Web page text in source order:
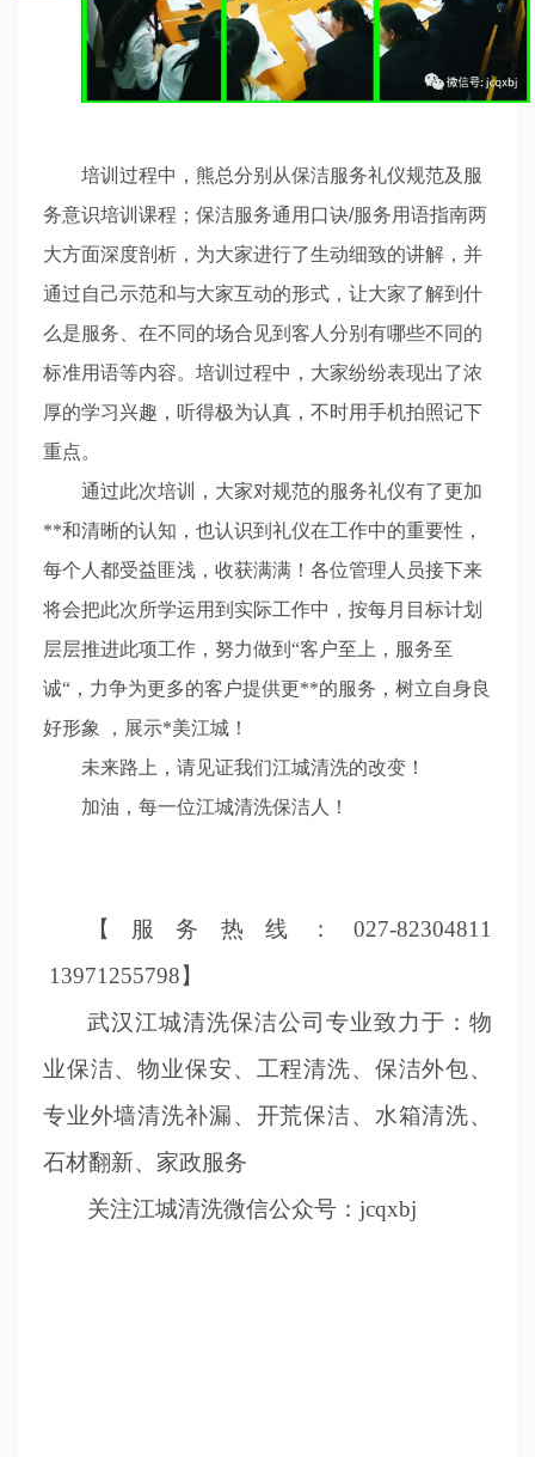
培训过程中，熊总分别从保洁服务礼仪规范及服
务意识培训课程；保洁服务通用口诀/服务用语指南两
大方面深度剖析，为大家进行了生动细致的讲解，并
通过自己示范和与大家互动的形式，让大家了解到什
么是服务、在不同的场合见到客人分别有哪些不同的
标准用语等内容。培训过程中，大家纷纷表现出了浓
厚的学习兴趣，听得极为认真，不时用手机拍照记下
重点。
通过此次培训，大家对规范的服务礼仪有了更加
**和清晰的认知，也认识到礼仪在工作中的重要性，
每个人都受益匪浅，收获满满！各位管理人员接下来
将会把此次所学运用到实际工作中，按每月目标计划
层层推进此项工作，努力做到“客户至上，服务至
诚“，力争为更多的客户提供更**的服务，树立自身良
好形象
，展示*美江城！
未来路上，请见证我们江城清洗的改变！
加油，每一位江城清洗保洁人！
【服务热线：027-82304811
13971255798】
武汉江城清洗保洁公司专业致力于：物
业保洁、物业保安、工程清洗、保洁外包、
专业外墙清洗补漏、开荒保洁、水箱清洗、
石材翻新、家政服务
关注江城清洗微信公众号：jcqxbj